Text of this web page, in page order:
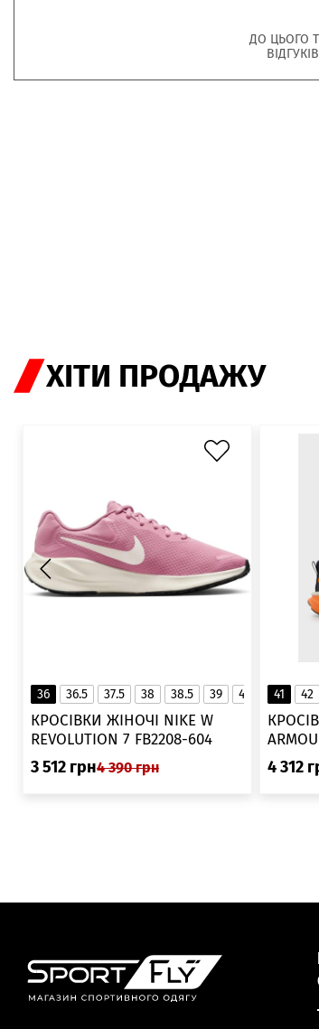
ДО ЦЬОГО
ХІТИ ПРОДАЖУ
36 36.5 37.5 38 38.5 39 40 40.5
41
▲
КРОСІВКИ ЖІНОЧІ NIKE W
REVOLUTION 7 FB2208-604
3 512 грн4 390 грн
41 42
ARMOUR
025
4 312